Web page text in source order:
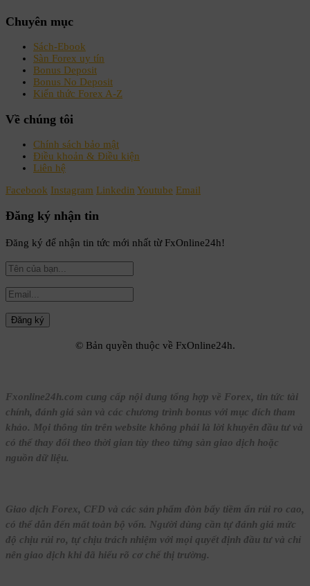
Chuyên mục
Sách-Ebook
Sàn Forex uy tín
Bonus Deposit
Bonus No Deposit
Kiến thức Forex A-Z
Về chúng tôi
Chính sách bảo mật
Điều khoản & Điều kiện
Liên hệ
Facebook Instagram Linkedin Youtube Email
Đăng ký nhận tin
Đăng ký để nhận tin tức mới nhất từ FxOnline24h!
© Bản quyền thuộc về FxOnline24h.
Fxonline24h.com cung cấp nội dung tổng hợp về Forex, tin tức tài
chính, đánh giá sàn và các chương trình bonus với mục đích tham
khảo. Mọi thông tin trên website không phải là lời khuyên đầu tư và
có thể thay đổi theo thời gian tùy theo từng sàn giao dịch hoặc
nguồn dữ liệu.
Giao dịch Forex, CFD và các sản phẩm đòn bẩy tiềm ẩn rủi ro cao,
có thể dẫn đến mất toàn bộ vốn. Người dùng cần tự đánh giá mức
độ chịu rủi ro, tự chịu trách nhiệm với mọi quyết định đầu tư và chỉ
nên giao dịch khi đã hiểu rõ cơ chế thị trường.